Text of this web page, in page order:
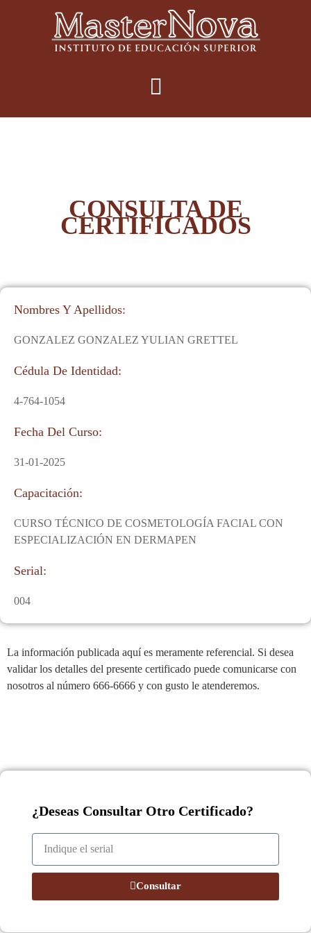
CONSULTA DE
CERTIFICADOS
Nombres Y Apellidos:
GONZALEZ GONZALEZ YULIAN GRETTEL
Cédula De Identidad:
4-764-1054
Fecha Del Curso:
31-01-2025
Capacitación:
CURSO TÉCNICO DE COSMETOLOGÍA FACIAL CON
ESPECIALIZACIÓN EN DERMAPEN
Serial:
004
La información publicada aquí es meramente referencial. Si desea
validar los detalles del presente certificado puede comunicarse con
nosotros al número 666-6666 y con gusto le atenderemos.
¿Deseas Consultar Otro Certificado?
Consultar